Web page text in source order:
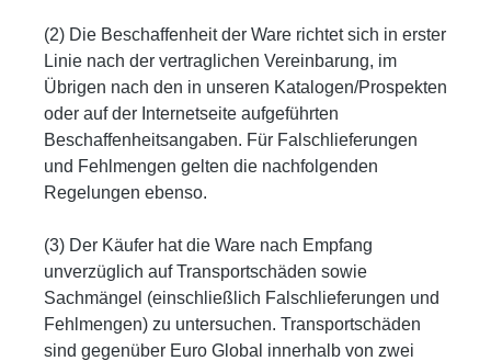
(2) Die Beschaffenheit der Ware richtet sich in erster
Linie nach der vertraglichen Vereinbarung, im
Übrigen nach den in unseren Katalogen/Prospekten
oder auf der Internetseite aufgeführten
Beschaffenheitsangaben. Für Falschlieferungen
und Fehlmengen gelten die nachfolgenden
Regelungen ebenso.
(3) Der Käufer hat die Ware nach Empfang
unverzüglich auf Transportschäden sowie
Sachmängel (einschließlich Falschlieferungen und
Fehlmengen) zu untersuchen. Transportschäden
sind gegenüber Euro Global innerhalb von zwei